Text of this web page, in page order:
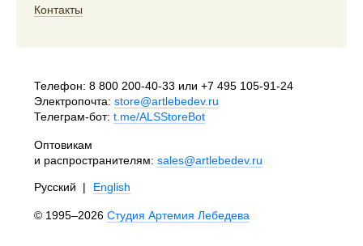
Контакты
Телефон: 8 800 200-40-33 или +7 495 105-91-24
Электропочта: store@artlebedev.ru
Телеграм-бот: t.me/ALSStoreBot
Оптовикам
и распространителям: sales@artlebedev.ru
Русский | English
© 1995–2026 Студия Артемия Лебедева